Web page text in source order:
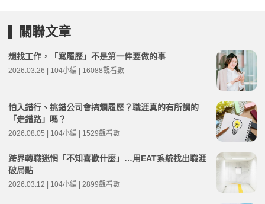
關聯文章
想找工作，「寫履歷」不是第一件要做的事
2026.03.26 | 104小編 | 16088觀看數
怕入錯行、挑錯公司會搞爛履歷？職涯真的有所謂的
「走錯路」嗎？
2026.08.05 | 104小編 | 1529觀看數
跨界轉職迷惘「不知喜歡什麼」…用EAT系統找出職涯
破局點
2026.03.12 | 104小編 | 2899觀看數